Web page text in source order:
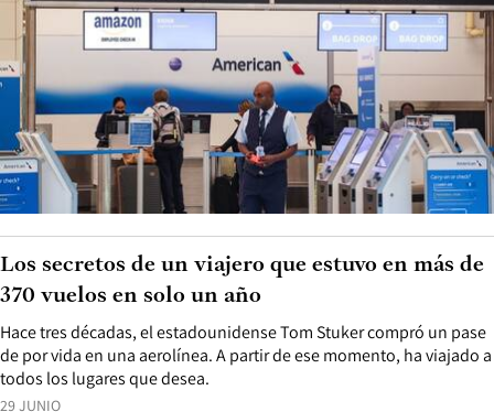
29 JUNIO
Hace tres décadas, el estadounidense Tom Stuker compró un pase
de por vida en una aerolínea. A partir de ese momento, ha viajado a
todos los lugares que desea.
Los secretos de un viajero que estuvo en más de
370 vuelos en solo un año